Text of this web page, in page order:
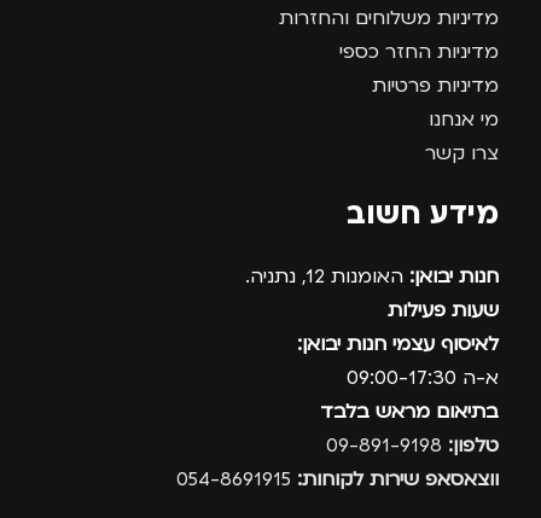
מדיניות משלוחים והחזרות
מדיניות החזר כספי
מדיניות פרטיות
מי אנחנו
צרו קשר
מידע חשוב
חנות יבואן: האומנות 12, נתניה.
שעות פעילות
לאיסוף עצמי חנות יבואן:
א-ה 09:00-17:30
בתיאום מראש בלבד
טלפון:
ווצאסאפ שירות לקוחות: